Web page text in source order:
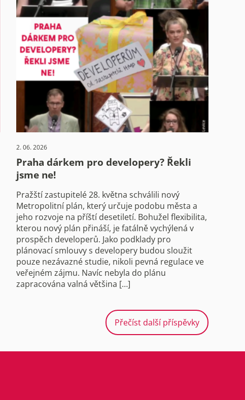
2. 06. 2026
Praha dárkem pro developery? Řekli
jsme ne!
Pražští zastupitelé 28. května schválili nový
Metropolitní plán, který určuje podobu města a
jeho rozvoje na příští desetiletí. Bohužel flexibilita,
kterou nový plán přináší, je fatálně vychýlená v
prospěch developerů. Jako podklady pro
plánovací smlouvy s developery budou sloužit
pouze nezávazné studie, nikoli pevná regulace ve
veřejném zájmu. Navíc nebyla do plánu
zapracována valná většina […]
Přečíst další příspěvky